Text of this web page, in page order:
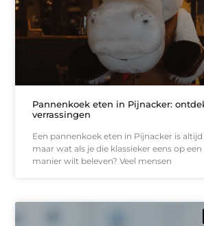
Pannenkoek eten in Pijnacker:
verrassingen
Een pannenkoek eten in Pijnacker is altijd
maar wat als je die klassieker eens op
manier wilt beleven? Veel mensen